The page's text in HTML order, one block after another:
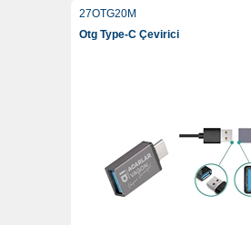
27OTG20M
Otg Type-C Çevirici